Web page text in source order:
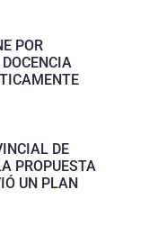
POR
DE
PROPUESTA
UN PLAN